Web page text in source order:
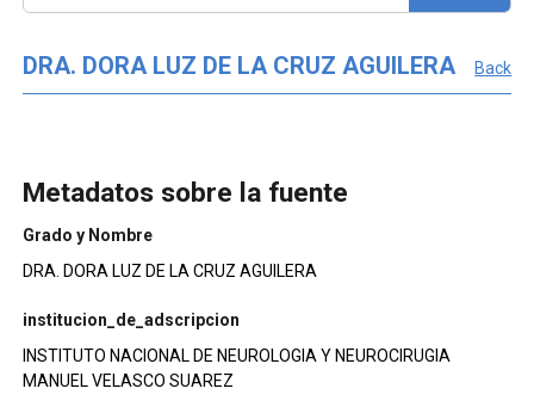
DRA. DORA LUZ DE LA CRUZ AGUILERA Back
Metadatos sobre la fuente
Grado y Nombre
DRA. DORA LUZ DE LA CRUZ AGUILERA
institucion_de_adscripcion
INSTITUTO NACIONAL DE NEUROLOGIA Y NEUROCIRUGIA
MANUEL VELASCO SUAREZ